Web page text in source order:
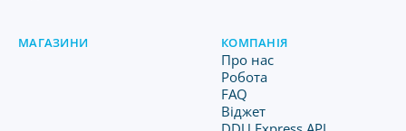
МАГАЗИНИ КОМПАНІЯ
Про нас
Робота
FAQ
Віджет